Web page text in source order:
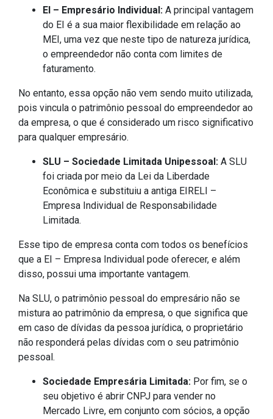
EI – Empresário Individual: A principal vantagem
do EI é a sua maior flexibilidade em relação ao
MEI, uma vez que neste tipo de natureza jurídica,
o empreendedor não conta com limites de
faturamento.
No entanto, essa opção não vem sendo muito utilizada,
pois vincula o patrimônio pessoal do empreendedor ao
da empresa, o que é considerado um risco significativo
para qualquer empresário.
SLU – Sociedade Limitada Unipessoal: A SLU
foi criada por meio da Lei da Liberdade
Econômica e substituiu a antiga EIRELI –
Empresa Individual de Responsabilidade
Limitada.
Esse tipo de empresa conta com todos os benefícios
que a EI – Empresa Individual pode oferecer, e além
disso, possui uma importante vantagem.
Na SLU, o patrimônio pessoal do empresário não se
mistura ao patrimônio da empresa, o que significa que
em caso de dívidas da pessoa jurídica, o proprietário
não responderá pelas dívidas com o seu patrimônio
pessoal.
Sociedade Empresária Limitada: Por fim, se o
seu objetivo é abrir CNPJ para vender no
Mercado Livre, em conjunto com sócios, a opção